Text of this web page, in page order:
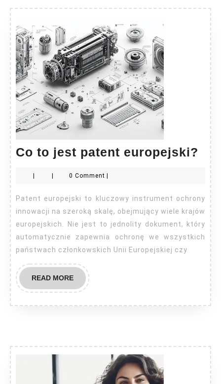
Co to jest patent europejski? Co
jest
| | 0 Comment |
Patent europejski to kluczowy instrument ochrony
innowacji na szeroką skalę, obejmujący wiele krajów
europejskich. Nie jest to jednolity dokument, który
automatycznie zapewnia ochronę we wszystkich
państwach członkowskich Unii Europejskiej czy
READ MOREREAD
MORE